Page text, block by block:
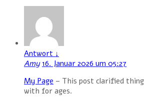
Antwort ↓
Amy 16. Januar 2026 um 05:27
My Page – This post clarified
with for ages.